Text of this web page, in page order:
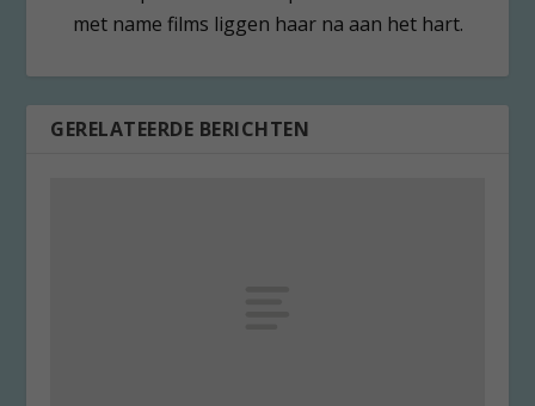
met name films liggen haar na aan het hart.
GERELATEERDE BERICHTEN